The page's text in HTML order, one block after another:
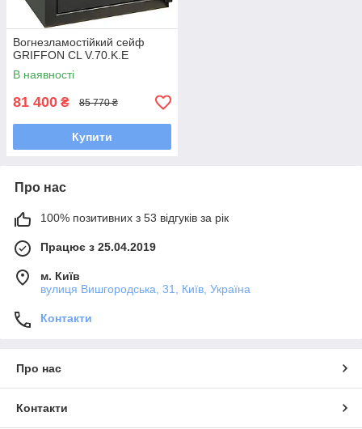
Вогнезламостійкий сейф
GRIFFON CL V.70.K.E
В наявності
81 400 ₴ 85 770 ₴
Купити
Про нас
100% позитивних з 53 відгуків за рік
Працює з 25.04.2019
м. Київ
вулиця Вишгородська, 31, Київ, Україна
Контакти
Про нас
Контакти